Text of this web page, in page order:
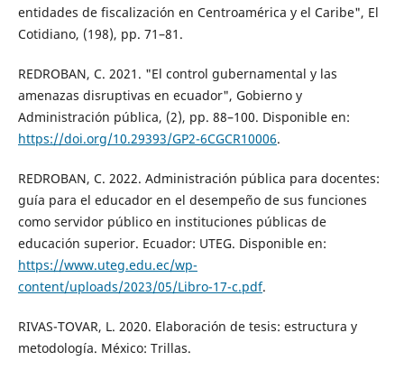
entidades de fiscalización en Centroamérica y el Caribe", El
Cotidiano, (198), pp. 71–81.
REDROBAN, C. 2021. "El control gubernamental y las
amenazas disruptivas en ecuador", Gobierno y
Administración pública, (2), pp. 88–100. Disponible en:
https://doi.org/10.29393/GP2-6CGCR10006.
REDROBAN, C. 2022. Administración pública para docentes:
guía para el educador en el desempeño de sus funciones
como servidor público en instituciones públicas de
educación superior. Ecuador: UTEG. Disponible en:
https://www.uteg.edu.ec/wp-
content/uploads/2023/05/Libro-17-c.pdf.
RIVAS-TOVAR, L. 2020. Elaboración de tesis: estructura y
metodología. México: Trillas.